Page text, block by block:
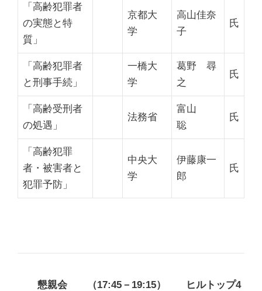
「高齢犯罪者
の実態と特
質」
京都大
学
高山佳奈
子
氏
「高齢犯罪者
と刑事手続」
一橋大
学
葛野 尋
之
氏
「高齢受刑者
の処遇」
法務省
富山
聡
氏
「高齢犯罪
者・被害者と
犯罪予防」
中央大
学
伊藤康一
郎
氏
懇親会 （17:45－19:15） ヒルトップ4